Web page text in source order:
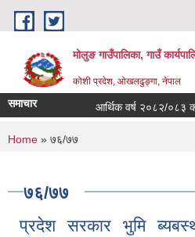
Skip to main content
मोलुङ गाउँपालिका, गाउँ
कोशी प्रदेश, ओखलढुङ्गा, नेपाल
समाचार आर्थिक वर्ष २०८२/०८३ को
You are here
Home » ७६/७७
७६/७७
प्रदेश सरकार भुमि